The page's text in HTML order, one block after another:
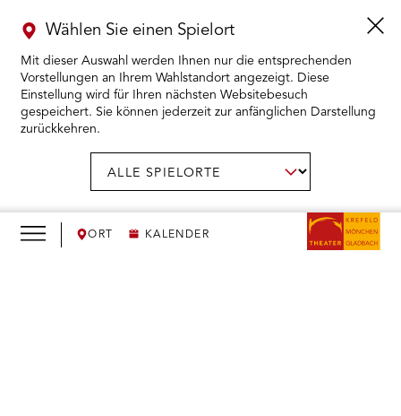
ORT KALENDER
Wählen Sie einen Spielort
Mit dieser Auswahl werden Ihnen nur die entsprechenden
Vorstellungen an Ihrem Wahlstandort angezeigt. Diese
Einstellung wird für Ihren nächsten Websitebesuch
gespeichert. Sie können jederzeit zur anfänglichen Darstellung
zurückkehren.
KARTENKAUF ÖFFNEN
WIR ÖFFNEN